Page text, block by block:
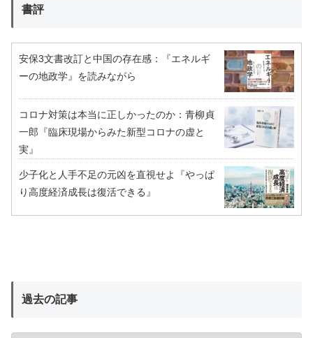
書評
安保3文書改訂と中国の存在感：『エネルギ
ーの地政学』を読みながら
コロナ対策は本当に正しかったのか：青柳貞
一郎『臨床現場からみた新型コロナの虚と
実』
少子化と人手不足の元凶を直視せよ『やっぱ
り高度経済成長は復活できる』
過去の記事